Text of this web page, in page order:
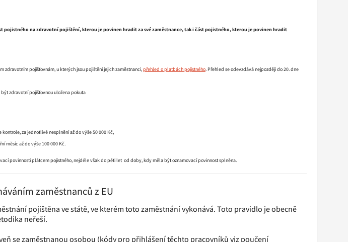
pojistného na zdravotní pojištění, kterou je povinen hradit za své zaměstnance, tak i částpojistného, kterou je povinen hradit
zdravotním pojišťovnám, u kterých jsou pojištěni jejich zaměstnanci,přehled o platbách pojistného. Přehled se odevzdává nejpozději do 20. dne
zdravotní pojišťovnou uložena pokuta
za jednotlivé nesplnění až do výše 50 000 Kč,
měsíc až do výše 100 000 Kč.
povinnosti plátcem pojistného, nejdéle však do pěti let od doby, kdy měla být oznamovací povinnost splněna.
zaměstnanců z EU
pojištěna ve státě, ve kterém toto zaměstnání vykonává. Toto pravidlo je obecně
neřeší.
se zaměstnanou osobou (kódy pro přihlášení těchto pracovníků viz poučení